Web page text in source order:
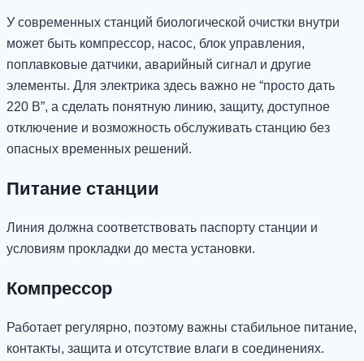
У современных станций биологической очистки внутри
может быть компрессор, насос, блок управления,
поплавковые датчики, аварийный сигнал и другие
элементы. Для электрика здесь важно не “просто дать
220 В”, а сделать понятную линию, защиту, доступное
отключение и возможность обслуживать станцию без
опасных временных решений.
Питание станции
Линия должна соответствовать паспорту станции и
условиям прокладки до места установки.
Компрессор
Работает регулярно, поэтому важны стабильное питание,
контакты, защита и отсутствие влаги в соединениях.